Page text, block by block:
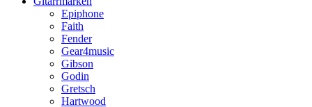
Epiphone
Faith
Fender
Gear4music
Gibson
Godin
Gretsch
Hartwood